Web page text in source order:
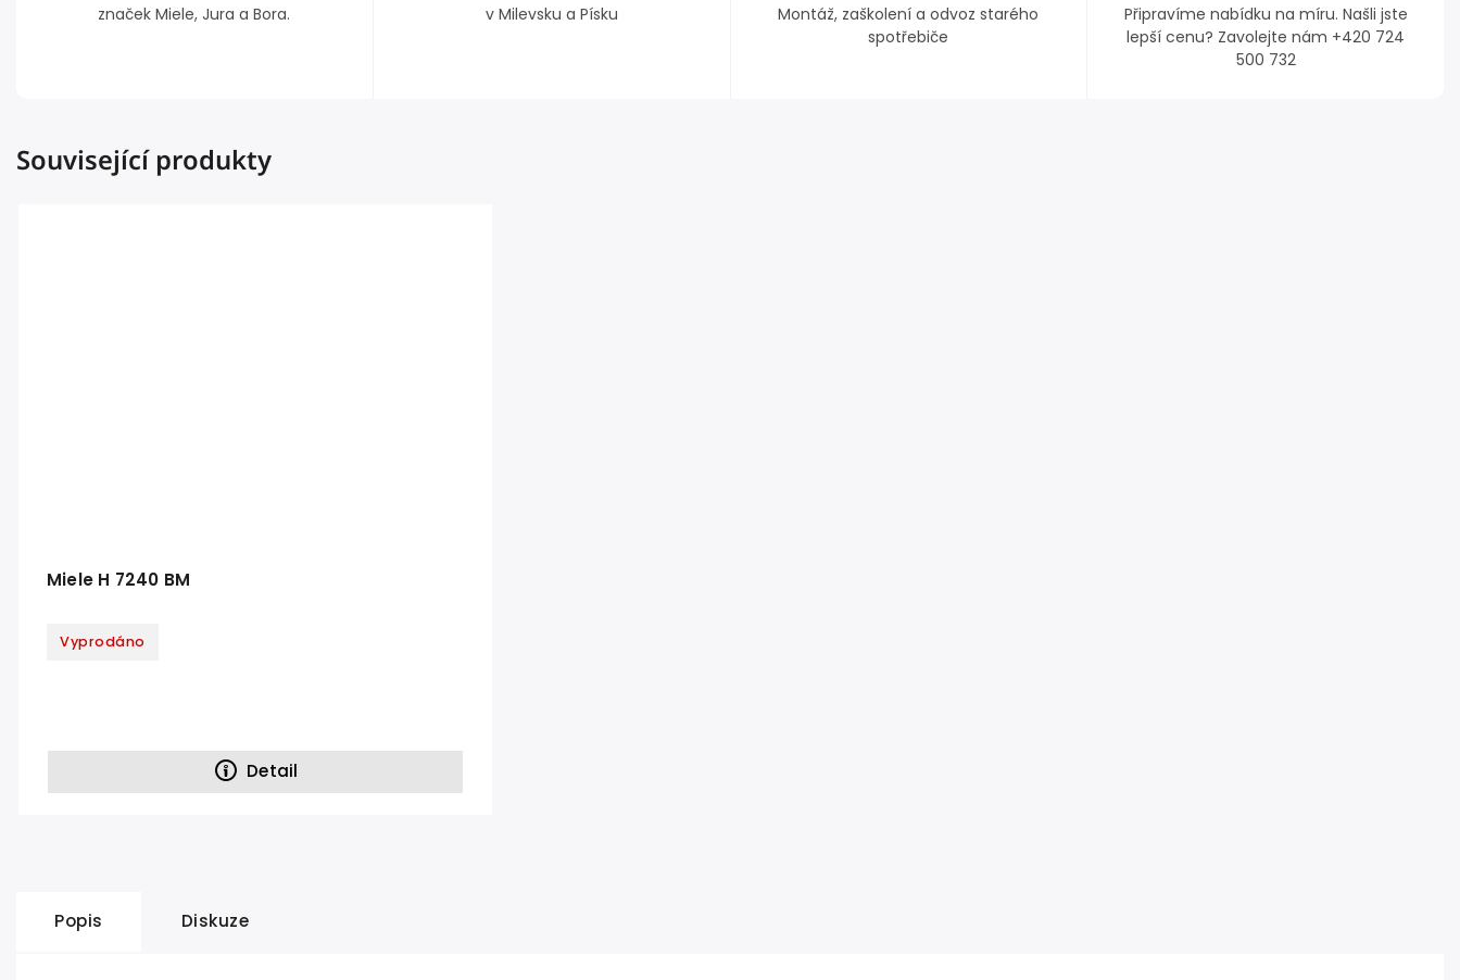
značek Miele, Jura a Bora. v Milevsku a Písku
Montáž, zaškolení a odvoz starého
spotřebiče
Připravíme nabídku na míru. Našli jste
lepší cenu? Zavolejte nám +420 724
500 732
Související produkty
Miele H 7240 BM
Vyprodáno
Detail
Popis Diskuze